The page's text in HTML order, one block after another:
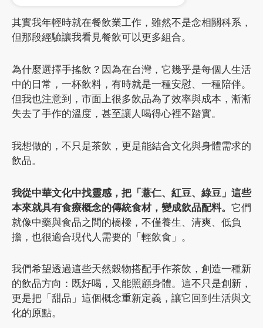
其實我年輕時就在餐飲業工作，雖然不是念相關科系，
但那段經驗讓我看見餐飲可以更多組合。
為什麼選擇手搖飲？因為在台灣，它幾乎是每個人生活
中的日常，一杯飲料，有時就是一種安慰、一種陪伴。
但我也注意到，市面上很多飲品為了效率與成本，漸漸
失去了手作的溫度，甚至讓人喝得心裡不踏實。
我想做的，不只是茶飲，更是能結合文化與身體需求的
飲品。
我從中華文化中找靈感，把「薏仁、紅豆、綠豆」這些
本來就具有食療概念的傳統食材，變成飲品配料。 它們
就像中藥與食品之間的橋樑，不僅養生、清爽、低負
擔，也很適合現代人需要的「輕飲食」。
我們希望透過這些天然穀物搭配手作茶飲，創造一種新
的飲品方向：既好喝，又能照顧身體。這不只是創新，
更是把「甜品」這個概念重新定義，讓它回到生活與文
化的原點。